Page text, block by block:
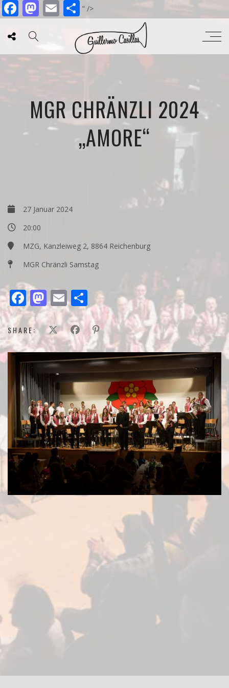
Facebook
Mastodon
EmailTeilen
" />
MGR CHRÄNZLI 2024
„AMORE“
27 Januar 2024
20:00
MZG, Kanzleiweg 2, 8864 Reichenburg
MGR Chränzli Samstag
Facebook
Mastodon
EmailTeilen
SHARE: